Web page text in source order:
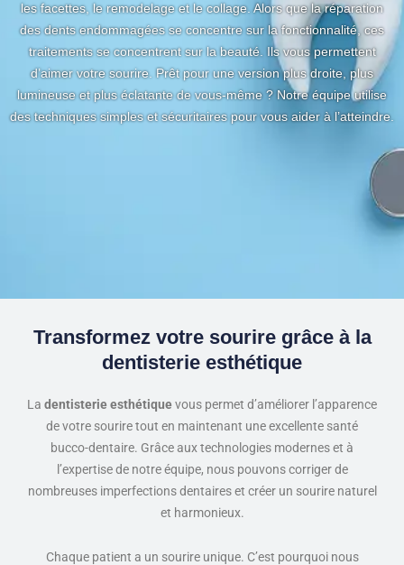
les facettes, le remodelage et le collage. Alors que la réparation
des dents endommagées se concentre sur la fonctionnalité, ces
traitements se concentrent sur la beauté. Ils vous permettent
d’aimer votre sourire. Prêt pour une version plus droite, plus
lumineuse et plus éclatante de vous-même ? Notre équipe utilise
des techniques simples et sécuritaires pour vous aider à l’atteindre.
Transformez votre sourire grâce à la
dentisterie esthétique
La dentisterie esthétiquevous permet d’améliorer l’apparence
de votre sourire tout en maintenant une excellente santé
bucco-dentaire. Grâce aux technologies modernes et à
l’expertise de notre équipe, nous pouvons corriger de
nombreuses imperfections dentaires et créer un sourire naturel
et harmonieux.
Chaque patient a un sourire unique. C’est pourquoi nous